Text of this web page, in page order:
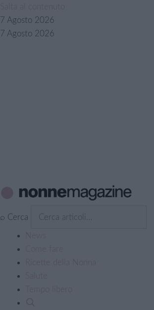
7 Agosto 2026
7 Agosto 2026
⌕ Cerca